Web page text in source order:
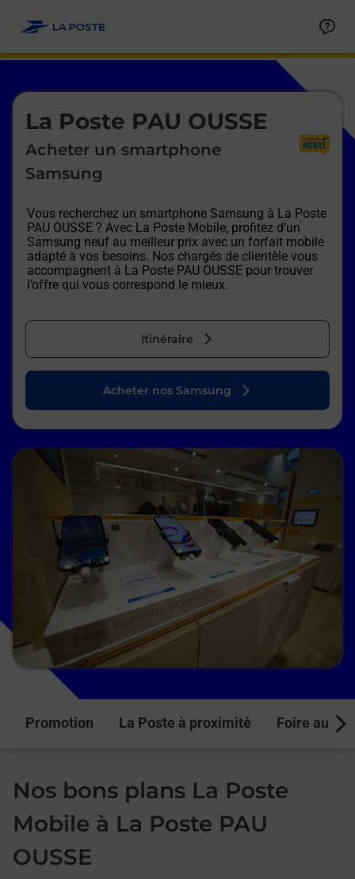
La Poste PAU OUSSE
Acheter un smartphone
Samsung
Vous recherchez un smartphone Samsung à La Poste
PAU OUSSE ? Avec La Poste Mobile, profitez d’un
Samsung neuf au meilleur prix avec un forfait mobile
adapté à vos besoins. Nos chargés de clientèle vous
accompagnent à La Poste PAU OUSSE pour trouver
l’offre qui vous correspond le mieux.
Itinéraire
Le lien s'ouvre dans un nouvel onglet
Acheter nos Samsung
Promotion La Poste à proximité Foire aux
Nos bons plans La Poste
Mobile à La Poste PAU
OUSSE